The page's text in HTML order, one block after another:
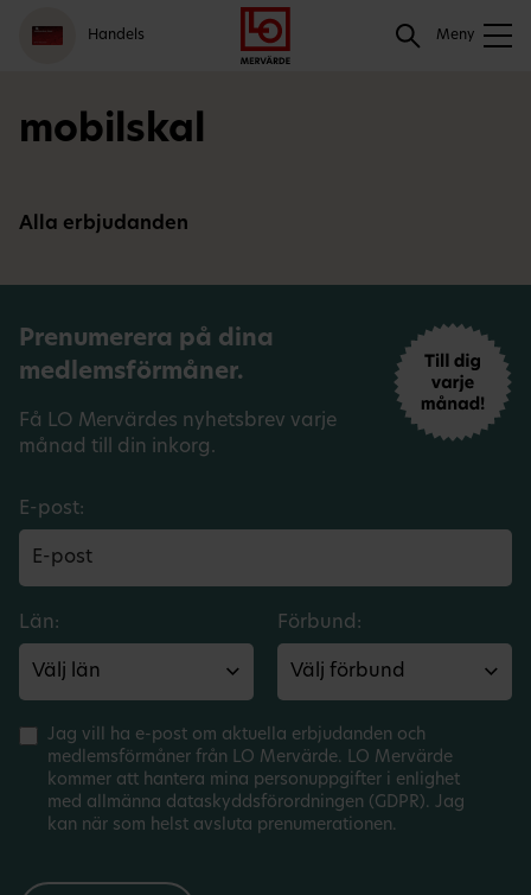
Gå
till
meny
Logga
in
Hoppa
till
innehåll
Handels Meny
Sök
mobilskal
Alla erbjudanden
Prenumerera på dina
medlemsförmåner.
Få LO Mervärdes nyhetsbrev varje
månad till din inkorg.
E-post:
Län: Förbund:
Jag vill ha e-post om aktuella erbjudanden och
medlemsförmåner från LO Mervärde. LO Mervärde
kommer att hantera mina personuppgifter i enlighet
med allmänna dataskyddsförordningen (GDPR). Jag
kan när som helst avsluta prenumerationen.